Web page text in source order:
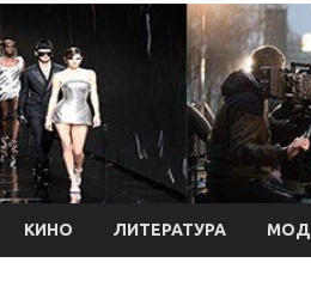
КИНО ЛИТЕРАТУРА